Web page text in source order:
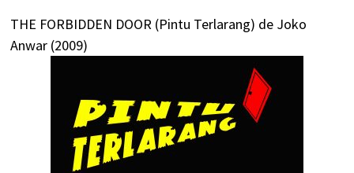
THE FORBIDDEN DOOR (Pintu Terlarang) de Joko
Anwar (2009)